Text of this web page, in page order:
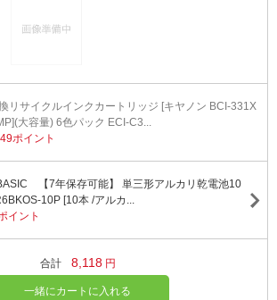
リサイクルインクカートリッジ [キヤノン BCI-331X
大容量) 6色パック ECI-C3...
ポイント
【7年保存可能】 単三形アルカリ乾電池10
10P [10本 /アルカ...
イント
合計 8,118 円
一緒にカートに入れる